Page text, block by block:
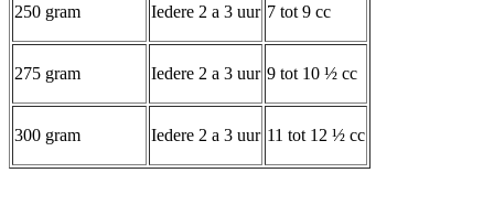
250 gram Iedere 2 a 3 uur 7 tot 9 cc
275 gram Iedere 2 a 3 uur 9 tot 10 ½ cc
300 gram Iedere 2 a 3 uur 11 tot 12 ½ cc